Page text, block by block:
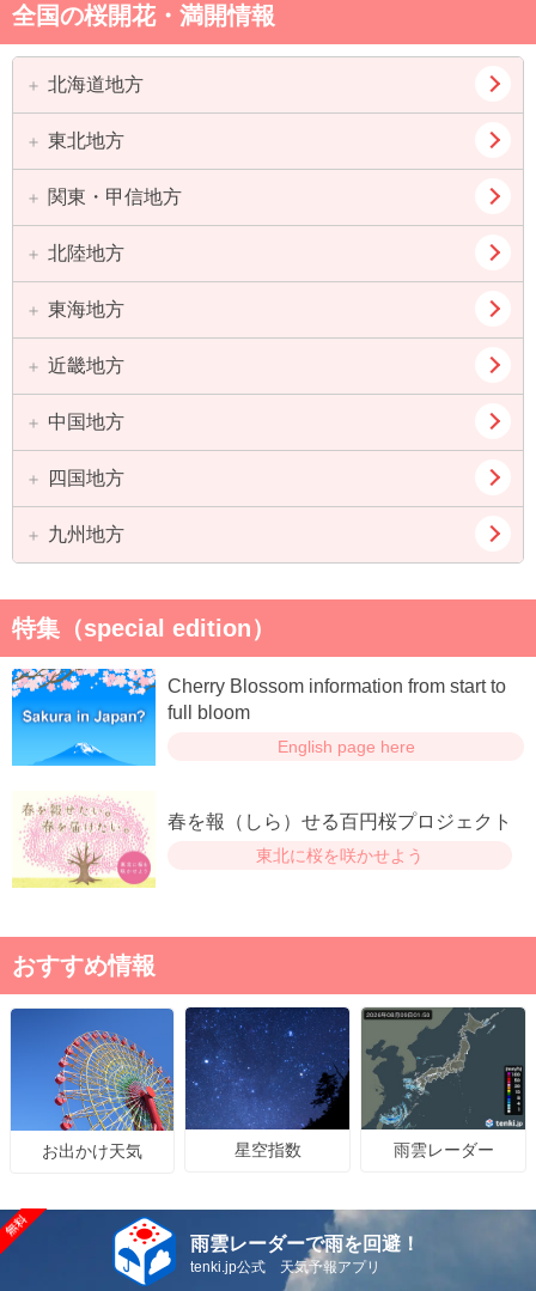
全国の桜開花・満開情報
北海道地方
道北
道央
東北地方
青森県
宮城県
山形県
関東・甲信地方
東京都
埼玉県
茨城県
群馬県
長野県
北陸地方
新潟県
石川県
東海地方
愛知県
静岡県
近畿地方
大阪府
京都府
奈良県
中国地方
鳥取県
岡山県
四国地方
徳島県九州地方
長崎県
大分県 宮崎県
鹿児島県
特集（special edition）
Cherry Blossom information from start to
full bloom
English page here
春を報（しら）せる百円桜プロジェクト
東北に桜を咲かせよう
おすすめ情報
お出かけ天気 星空指数 雨雲レーダー
雨雲レーダーで雨を回避！
tenki.jp公式 天気予報アプリ